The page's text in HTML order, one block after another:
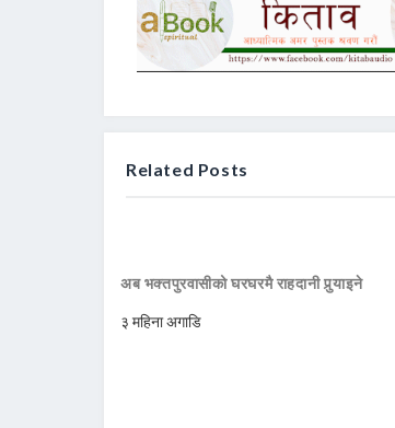
Related Posts
अब भक्तपुरवासीको घरघरमै राहदानी पुर्‍याइने
३ महिना अगाडि